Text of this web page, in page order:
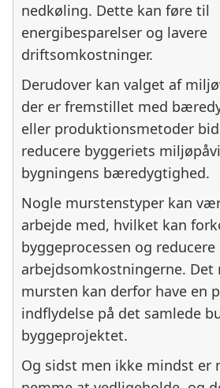
nedkøling. Dette kan føre til
energibesparelser og lavere
driftsomkostninger.
Derudover kan valget af
der er fremstillet med
eller produktionsmetoder
reducere byggeriets
bygningens bæredygtighed.
Nogle murstenstyper kan
arbejde med, hvilket kan
byggeprocessen og reducere
arbejdsomkostningerne. Det
mursten kan derfor have en
indflydelse på det samlede
byggeprojektet.
Og sidst men ikke mindst er